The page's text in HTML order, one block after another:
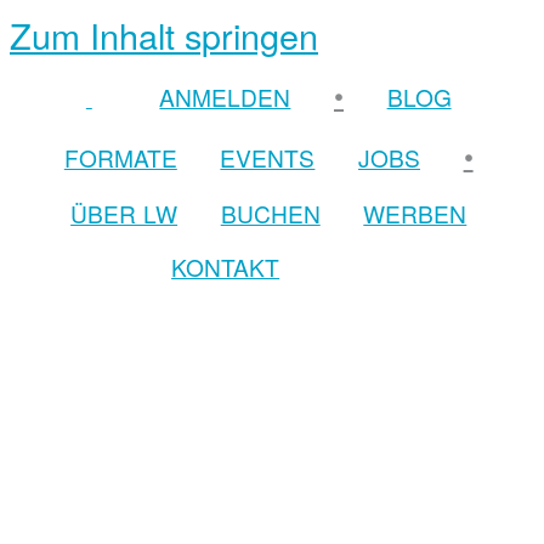
Zum Inhalt springen
ANMELDEN •
BLOG
FORMATE
EVENTS JOBS •
ÜBER LW BUCHEN
WERBEN
KONTAKT